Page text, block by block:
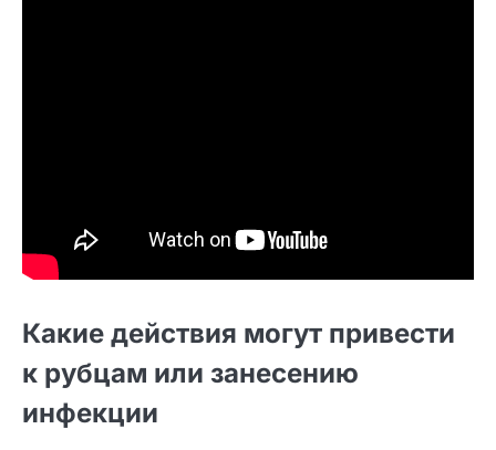
Какие действия могут привести
к рубцам или занесению
инфекции